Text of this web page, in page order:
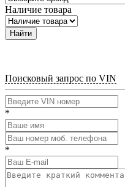
Наличие товара
Найти
Поисковый запрос по VIN
*
*